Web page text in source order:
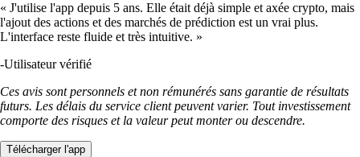
« J'utilise l'app depuis 5 ans. Elle était déjà simple et axée crypto, mais
l'ajout des actions et des marchés de prédiction est un vrai plus.
L'interface reste fluide et très intuitive. »
-Utilisateur vérifié
Ces avis sont personnels et non rémunérés sans garantie de résultats
futurs. Les délais du service client peuvent varier. Tout investissement
comporte des risques et la valeur peut monter ou descendre.
Télécharger l'app